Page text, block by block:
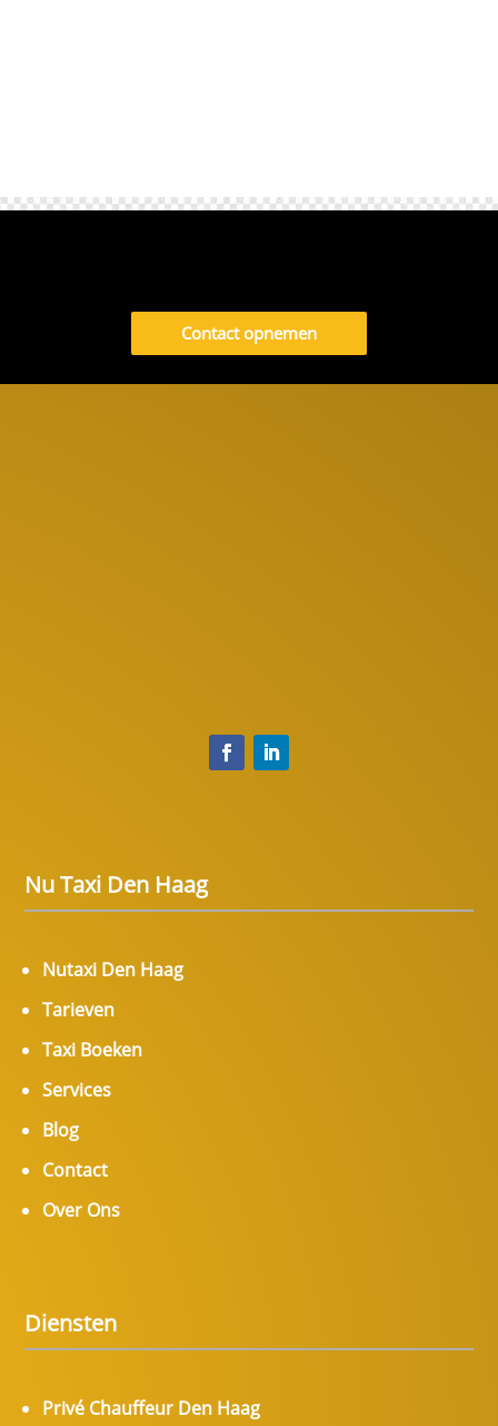
Contact opnemen
Nu Taxi Den Haag
Nutaxi Den Haag
Tarieven
Taxi Boeken
Services
Blog
Contact
Over Ons
Diensten
Privé Chauffeur Den Haag